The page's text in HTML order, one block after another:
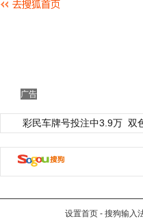
广告
彩民车牌号投注中3.9万 双
设置首页 - 搜狗输入